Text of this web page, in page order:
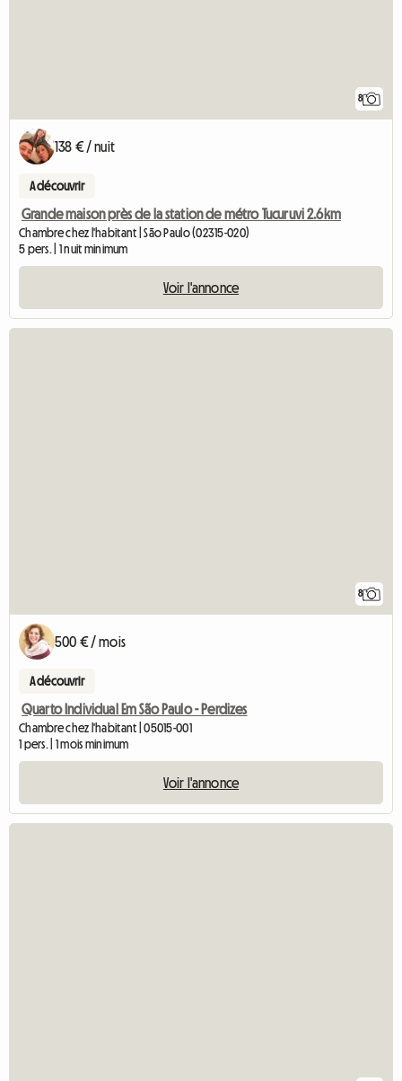
8
138 € / nuit
A découvrir
Grande maison près de la station de métro Tucuruvi 2.6km
Chambre chez l'habitant | São Paulo (02315-020)
5 pers. | 1 nuit minimum
Voir l'annonce
8
500 € / mois
A découvrir
Quarto Individual Em São Paulo - Perdizes
Chambre chez l'habitant | 05015-001
1 pers. | 1 mois minimum
Voir l'annonce